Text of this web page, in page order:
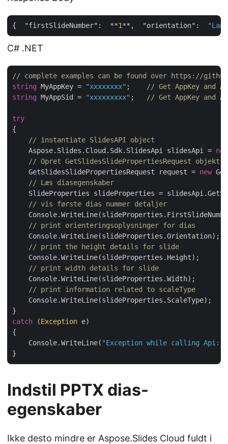
{ "firstSlideNumber" :  **1**, "orientation" :
C# .NET
// complete examples can be found over https://
string MyAppKey = "xxxxxxxx" ;
// Get AppKey and
string MyAppSid = "xxxxxxxxx" ; // Get AppKey and
try
{
// instantiate SlidesAPI object
    Aspose.Slides.Cloud.Sdk.SlidesApi slidesApi =
new
// Opret GetSlidesSlidePropertiesRequest objekt
    GetSlidesSlidePropertiesRequest request =
new
// Læs diasegenskaber
SlideProperties slideProperties =
// vis første dias nummer detaljer
// print orienteringsoplysninger for dias
    Console.WriteLine(slideProperties.Orientation);
// print the height details for slide
    Console.WriteLine(slideProperties.Height);
// print width details for slide
    Console.WriteLine(slideProperties.Width);
// print information related to scaleType
    Console.WriteLine(slideProperties.ScaleType);
catch (Exception e)
{
    Console.WriteLine(
"Exception while calling Api: "
Indstil PPTX dias-
egenskaber
Ikke desto mindre er Aspose.Slides Cloud fuldt i